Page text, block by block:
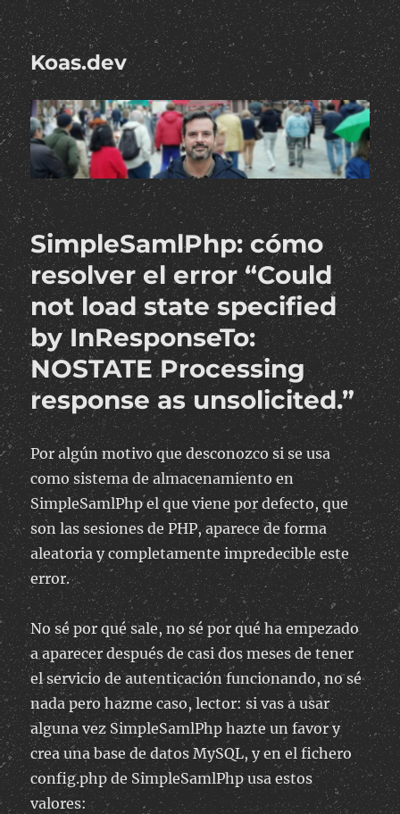
Koas.dev
SimpleSamlPhp: cómo
resolver el error “Could
not load state specified
by InResponseTo:
NOSTATE Processing
response as unsolicited.”
Por algún motivo que desconozco si se usa
como sistema de almacenamiento en
SimpleSamlPhp el que viene por defecto, que
son las sesiones de PHP, aparece de forma
aleatoria y completamente impredecible este
error.
No sé por qué sale, no sé por qué ha empezado
a aparecer después de casi dos meses de tener
el servicio de autenticación funcionando, no sé
nada pero hazme caso, lector: si vas a usar
alguna vez SimpleSamlPhp hazte un favor y
crea una base de datos MySQL, y en el fichero
config.php de SimpleSamlPhp usa estos
valores: